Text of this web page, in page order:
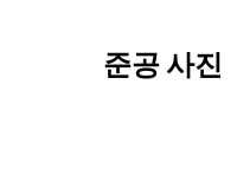
준공 사진